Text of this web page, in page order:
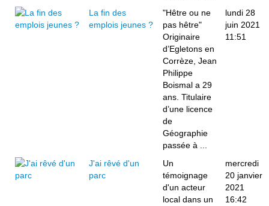
La fin des
emplois jeunes ?
"Hêtre ou ne
pas hêtre"
Originaire
d’Egletons en
Corrèze, Jean
Philippe
Boismal a 29
ans. Titulaire
d’une licence
de
Géographie
passée à ...
lundi 28
juin 2021
11:51
J'ai rêvé d'un
parc
Un
témoignage
d'un acteur
local dans un
mercredi
20 janvier
2021
16:42